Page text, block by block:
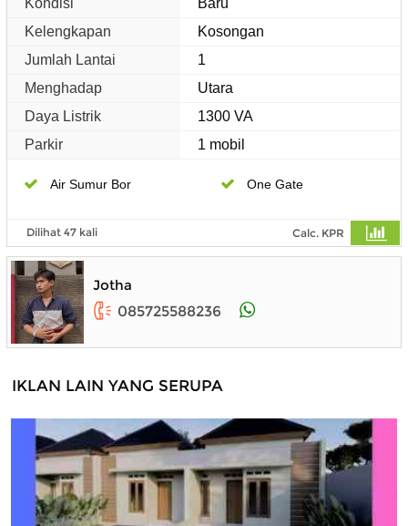
Kelengkapan
Kosongan
Jumlah Lantai
1
Menghadap
Utara
Daya Listrik
1300 VA
Parkir
1 mobil
Air Sumur Bor One Gate
Dilihat 47 kali Calc. KPR
Jotha
085725588236
IKLAN LAIN YANG SERUPA